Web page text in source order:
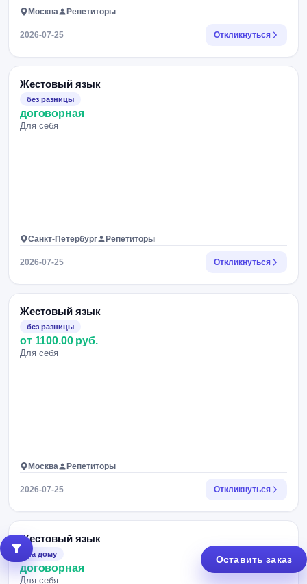
Москва Репетиторы
2026-07-25 Откликнуться
Жестовый язык
без разницы
договорная
Для себя
Санкт-Петербург Репетиторы
2026-07-25 Откликнуться
Жестовый язык
без разницы
от 1100.00 руб.
Для себя
Москва Репетиторы
2026-07-25 Откликнуться
Жестовый язык
на дому
договорная
Для себя
Оставить заказ